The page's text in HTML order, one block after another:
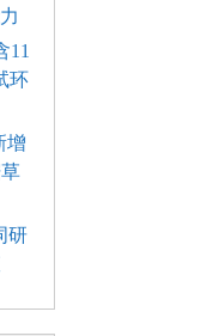
11
环
增
研